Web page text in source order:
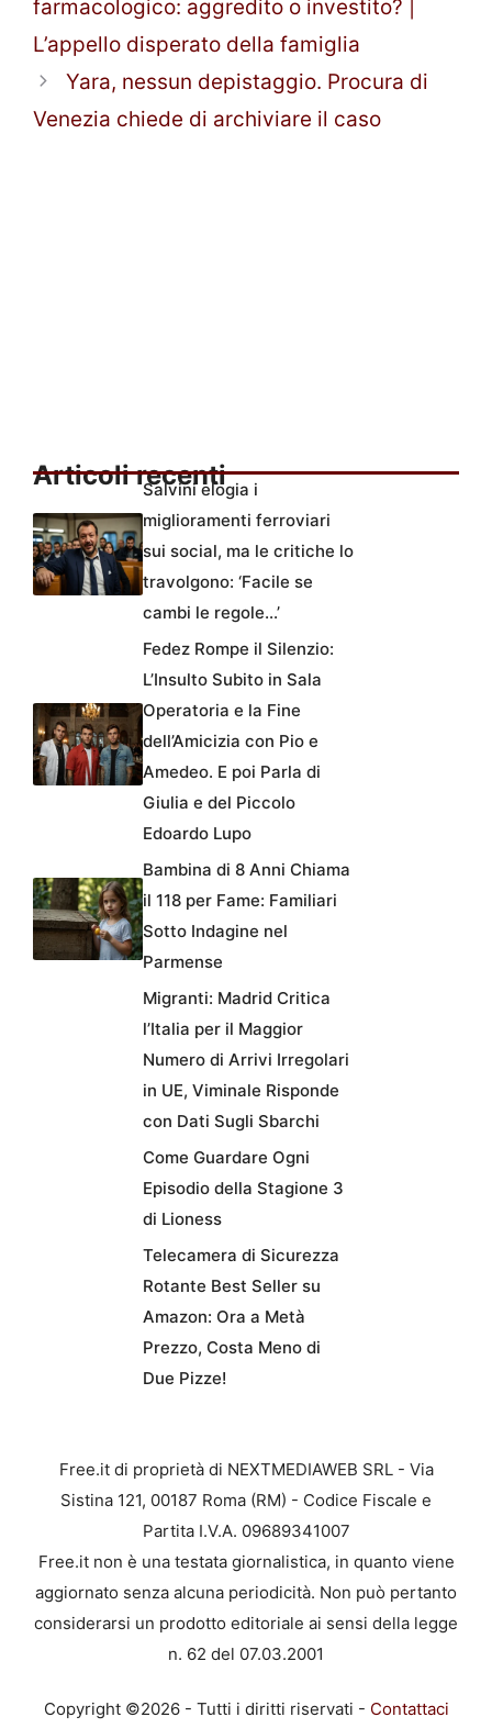
farmacologico: aggredito o investito? |
L’appello disperato della famiglia
Yara, nessun depistaggio. Procura di
Venezia chiede di archiviare il caso
Articoli recenti
Salvini elogia i
miglioramenti ferroviari
sui social, ma le critiche lo
travolgono: ‘Facile se
cambi le regole…’
Fedez Rompe il Silenzio:
L’Insulto Subito in Sala
Operatoria e la Fine
dell’Amicizia con Pio e
Amedeo. E poi Parla di
Giulia e del Piccolo
Edoardo Lupo
Bambina di 8 Anni Chiama
il 118 per Fame: Familiari
Sotto Indagine nel
Parmense
Migranti: Madrid Critica
l’Italia per il Maggior
Numero di Arrivi Irregolari
in UE, Viminale Risponde
con Dati Sugli Sbarchi
Come Guardare Ogni
Episodio della Stagione 3
di Lioness
Telecamera di Sicurezza
Rotante Best Seller su
Amazon: Ora a Metà
Prezzo, Costa Meno di
Due Pizze!
Free.it di proprietà di NEXTMEDIAWEB SRL - Via
Sistina 121, 00187 Roma (RM) - Codice Fiscale e
Partita I.V.A. 09689341007
Free.it non è una testata giornalistica, in quanto viene
aggiornato senza alcuna periodicità. Non può pertanto
considerarsi un prodotto editoriale ai sensi della legge
n. 62 del 07.03.2001
Copyright ©2026 - Tutti i diritti riservati - Contattaci